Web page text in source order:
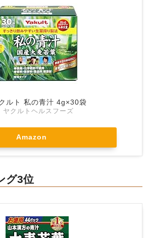
ルト 私の青汁 4g×30袋
ヤクルトヘルスフーズ
Amazon
グ3位